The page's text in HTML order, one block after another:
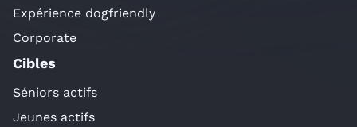
Expérience dogfriendly
Corporate
Cibles
Séniors actifs
Jeunes actifs